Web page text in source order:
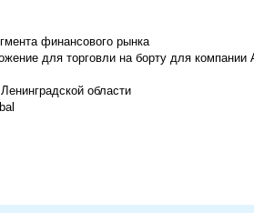
финансового рынка
для торговли на борту для компании
области